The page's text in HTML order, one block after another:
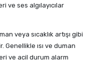
ve ses algılayıcılar
veya sıcaklık artışı gibi
Genellikle ısı ve duman
ve acil durum alarm